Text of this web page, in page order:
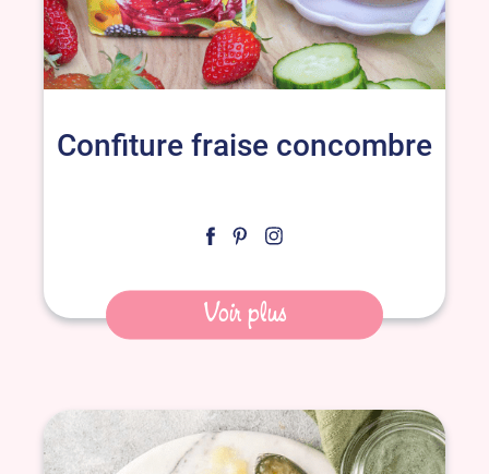
Confiture fraise concombre
Voir plus